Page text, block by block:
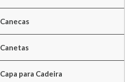
Canecas
Canetas
Capa para Cadeira